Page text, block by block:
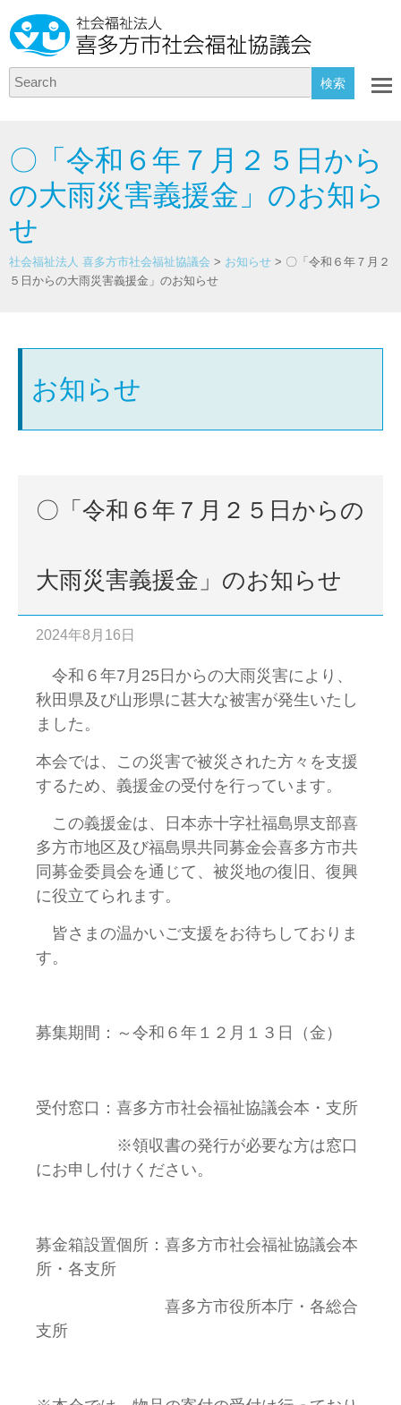
Search
〇「令和６年７月２５日から
の大雨災害義援金」のお知ら
せ
社会福祉法人 喜多方市社会福祉協議会 > お知らせ > 〇「令和６年７月２
５日からの大雨災害義援金」のお知らせ
お知らせ
〇「令和６年７月２５日からの
大雨災害義援金」のお知らせ
2024年8月16日
令和６年7月25日からの大雨災害により、
秋田県及び山形県に甚大な被害が発生いたし
ました。
本会では、この災害で被災された方々を支援
するため、義援金の受付を行っています。
この義援金は、日本赤十字社福島県支部喜
多方市地区及び福島県共同募金会喜多方市共
同募金委員会を通じて、被災地の復旧、復興
に役立てられます。
皆さまの温かいご支援をお待ちしておりま
す。
募集期間：～令和６年１２月１３日（金）
受付窓口：喜多方市社会福祉協議会本・支所
※領収書の発行が必要な方は窓口
にお申し付けください。
募金箱設置個所：喜多方市社会福祉協議会本
所・各支所
喜多方市役所本庁・各総合
支所